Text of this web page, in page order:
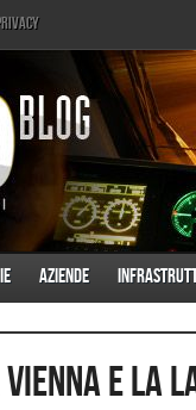
Aziende
e la